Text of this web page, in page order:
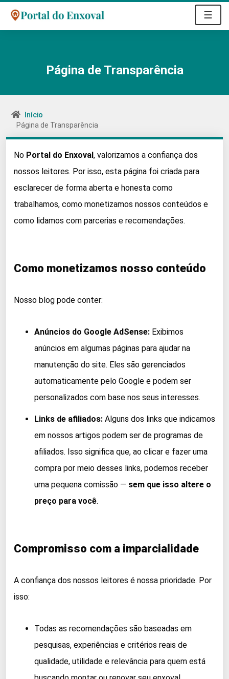
☰
Página de Transparência
Início
Página de Transparência
No Portal do Enxoval, valorizamos a confiança dos
nossos leitores. Por isso, esta página foi criada para
esclarecer de forma aberta e honesta como
trabalhamos, como monetizamos nossos conteúdos e
como lidamos com parcerias e recomendações.
Como monetizamos nosso conteúdo
Nosso blog pode conter:
Anúncios do Google AdSense: Exibimos
anúncios em algumas páginas para ajudar na
manutenção do site. Eles são gerenciados
automaticamente pelo Google e podem ser
personalizados com base nos seus interesses.
Links de afiliados: Alguns dos links que indicamos
em nossos artigos podem ser de programas de
afiliados. Isso significa que, ao clicar e fazer uma
compra por meio desses links, podemos receber
uma pequena comissão — sem que isso altere o
preço para você.
Compromisso com a imparcialidade
A confiança dos nossos leitores é nossa prioridade. Por
isso:
Todas as recomendações são baseadas em
pesquisas, experiências e critérios reais de
qualidade, utilidade e relevância para quem está